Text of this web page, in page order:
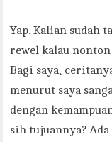
Yap. Kalian sudah
rewel kalau
Bagi saya,
menurut saya
dengan
sih tujuannya? Ada